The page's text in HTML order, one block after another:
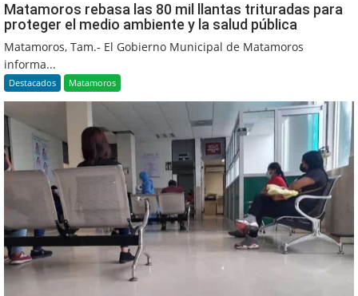
Matamoros rebasa las 80 mil llantas trituradas para
proteger el medio ambiente y la salud pública
Matamoros, Tam.- El Gobierno Municipal de Matamoros
informa...
Destacados Matamoros